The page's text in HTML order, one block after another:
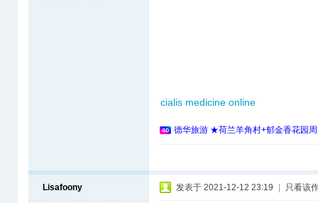
cialis medicine online
德华旅游 ★荷兰羊角村+郁金香花园
Lisafoony 发表于 2021-12-12 23:19 只看该